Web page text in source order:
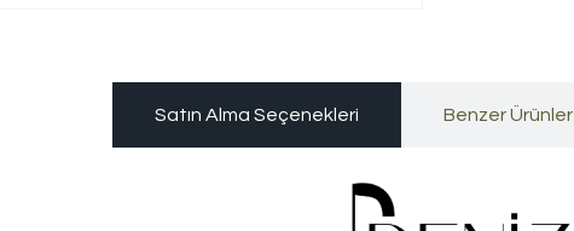
Satın Alma Seçenekleri Benzer Ürünler